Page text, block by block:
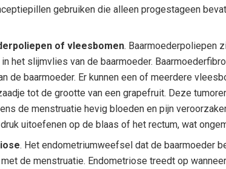
gebruiken die alleen progestageen
of vleesbomen. Baarmoederpoliepen
het slijmvlies van de baarmoeder.
de baarmoeder. Er kunnen een of meerdere
tot de grootte van een grapefruit. Deze
de menstruatie hevig bloeden en pijn
uitoefenen op de blaas of het rectum, wat
. Het endometriumweefsel dat de baarmoeder
de menstruatie. Endometriose treedt op